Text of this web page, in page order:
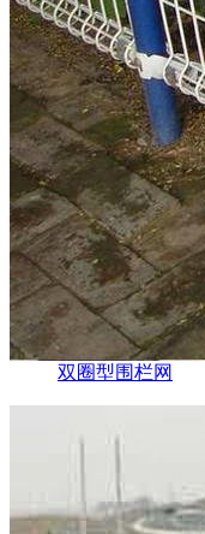
双圈型围栏网